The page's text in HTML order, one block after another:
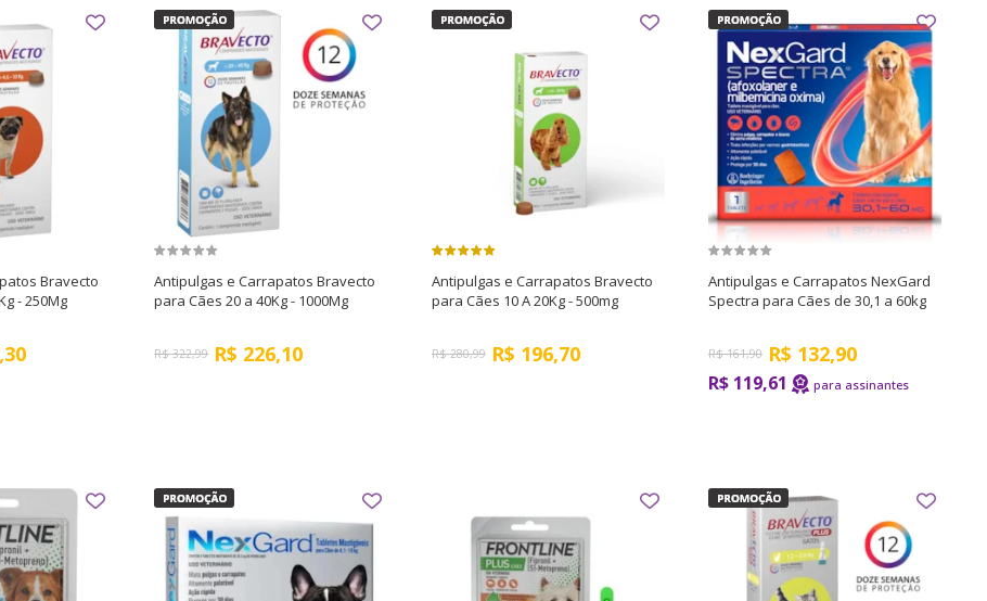
Bravecto
- 250Mg
Antipulgas e Carrapatos Bravecto
para Cães 20 a 40Kg - 1000Mg
R$ 322,99 R$ 226,10
Antipulgas e Carrapatos Bravecto
para Cães 10 A 20Kg - 500mg
R$ 280,99 R$ 196,70
Antipulgas e Carrapatos NexGard
Spectra para Cães de 30,1 a 60kg
R$ 161,90 R$ 132,90
R$ 119,61